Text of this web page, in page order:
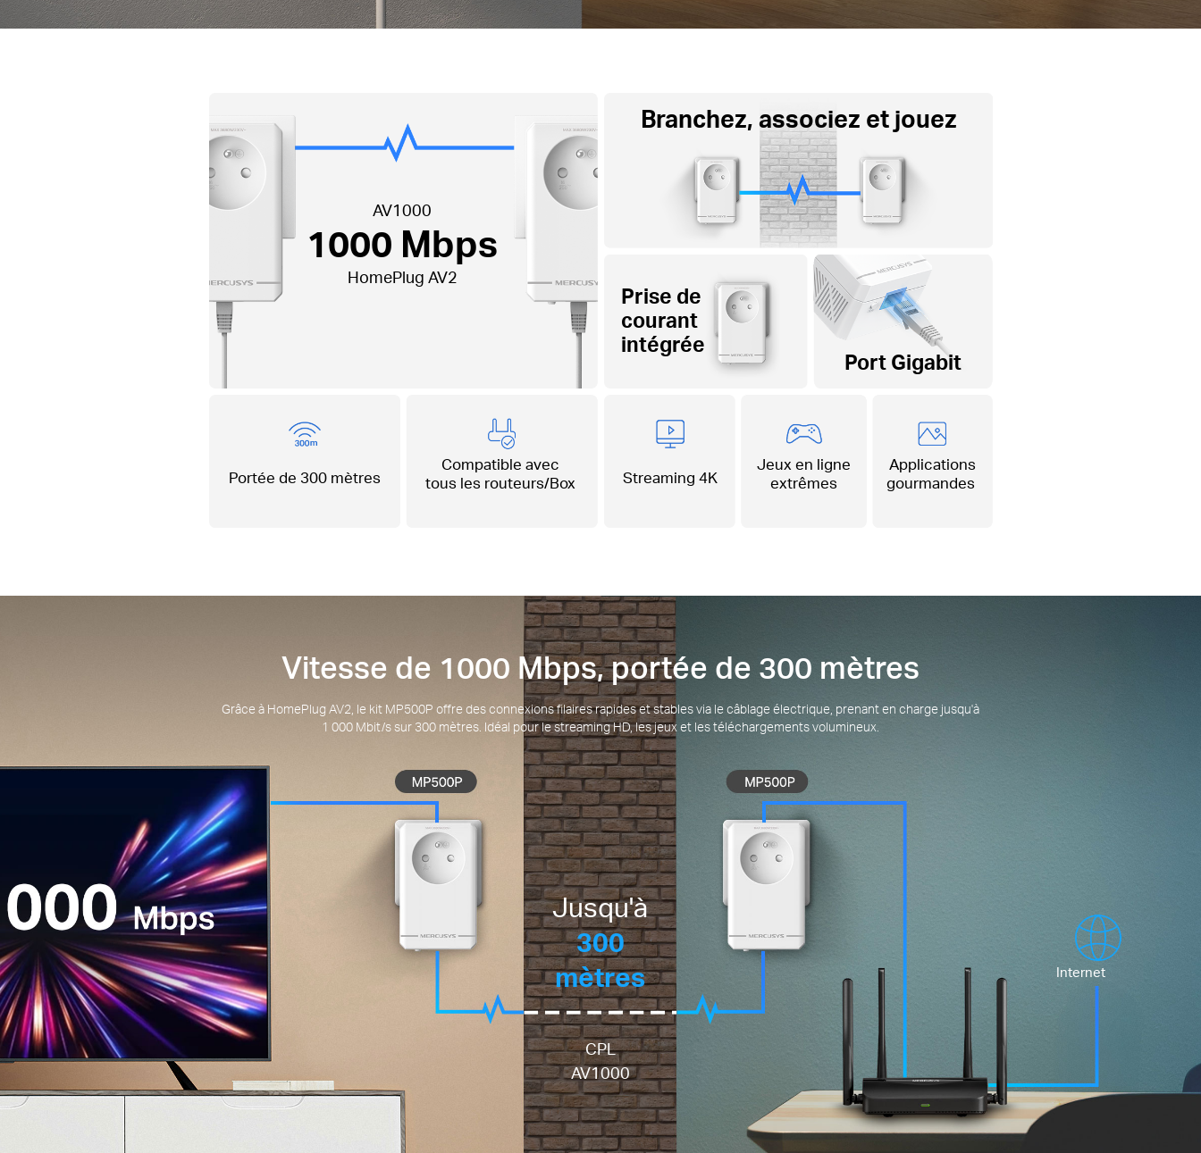
AV1000
1000 Mbps
HomePlug AV2
Branchez, associez et jouez
Prise de
courant
intégrée
Port Gigabit
Portée de 300 mètres
Compatible avec
tous les routeurs/Box
Streaming 4K
Jeux en ligne
extrêmes
Applications
gourmandes
Vitesse de 1000 Mbps, portée de 300 mètres
Grâce à HomePlug AV2, le kit MP500P offre des connexions filaires rapides et stables via le câblage électrique, prenant en charge jusqu'à
1 000 Mbit/s sur 300 mètres. Idéal pour le streaming HD, les jeux et les téléchargements volumineux.
Jusqu'à
300
mètres
CPL
AV1000
Internet